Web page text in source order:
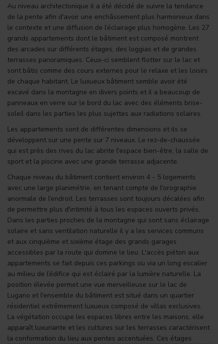
Au niveau architectonique il a été décidé de suivre la tendance
de la pente afin d'avoir une enchâssement plus harmonieux dans
le contexte et une diffusion de l’éclairage plus homogène. Les 27
grands appartements dont le bâtiment est composé montrent
des arcades sur différents étages, des loggias et de grandes
terrasses panoramiques. Ceux-ci semblent flotter sur le lac et
sont bâtis comme des cours externes pour le relaxe et les loisirs
de chaque habitant. Le luxueux bâtiment semble avoir été
excavé dans la montagne en divers points et il a beaucoup de
panneaux en verre sur le bord du lac avec des éléments brise-
soleil dans les parties les plus sujettes aux radiations solaires.
Les appartements sont de différentes dimensions et ils se
développent sur une pente sur 7 niveaux. Le rez-de-chaussée
qui est près des rives du lac abrite l'espace bien-être, la salle de
sport et la piscine avec une grande terrasse adjacente.
Chaque niveau du bâtiment contient environ 4 - 5 logements
avec une large planimétrie, en tenant compte de l'orographie
anormale de l’endroit. Les terrasses sont toujours décalées afin
de permettre plus d'intimité à tous les espaces ouverts privés.
Dans les parties proches de la montagne qui sont sans éclairage
solaire et sans ventilation naturelle il y a les services communs
et aux cinquième et sixième étage des grands garages
accessibles par la route qui domine le lieu. L'accès piéton aux
appartements se fait depuis ces parkings ou via un long escalier
au milieu de l’édifice qui est éclairé par la lumière naturelle. La
position élevée permet une vue merveilleuse sur le lac de
Lugano et l'ensemble du bâtiment est situé dans un quartier
résidentiel extrêmement luxueux composé de villas exclusives.
La végétation occupe les espaces libres entre les maisons, elle
apparaît luxuriante et les cultures sur les terrasses caractérisent
la conformation du lieu aux pentes accentuées. Ces étages